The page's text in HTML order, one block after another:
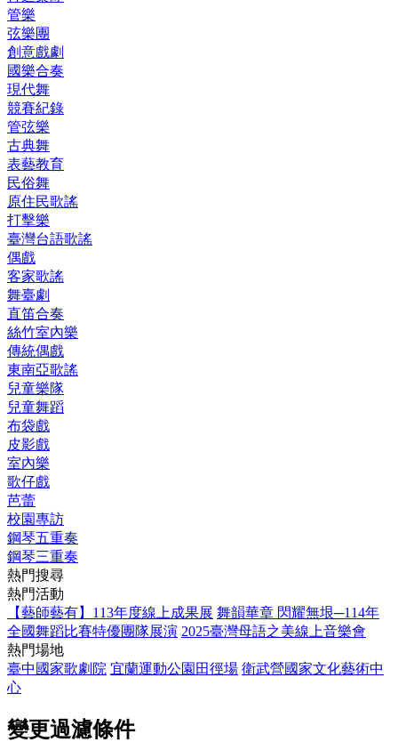
管樂
弦樂團
創意戲劇
國樂合奏
現代舞
競賽紀錄
管弦樂
古典舞
表藝教育
民俗舞
原住民歌謠
打擊樂
臺灣台語歌謠
偶戲
客家歌謠
舞臺劇
直笛合奏
絲竹室內樂
傳統偶戲
東南亞歌謠
兒童樂隊
兒童舞蹈
布袋戲
皮影戲
室內樂
歌仔戲
芭蕾
校園專訪
鋼琴五重奏
鋼琴三重奏
熱門搜尋
熱門活動
【藝師藝有】113年度線上成果展 舞韻華章 閃耀無垠─114年
全國舞蹈比賽特優團隊展演 2025臺灣母語之美線上音樂會
熱門場地
臺中國家歌劇院 宜蘭運動公園田徑場 衛武營國家文化藝術中
心
變更過濾條件